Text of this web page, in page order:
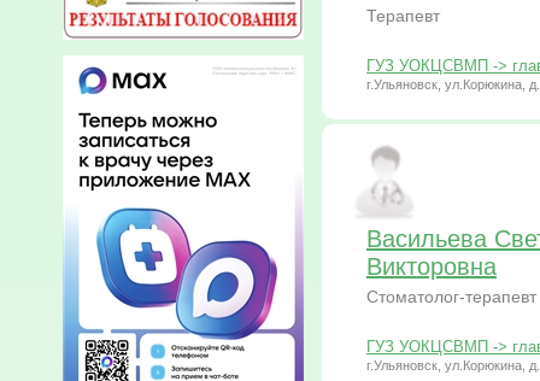
Терапевт
ГУЗ УОКЦСВМП ->
г.Ульяновск, ул.Корюкина,
Васильева
Викторовна
Стоматолог-терапевт
ГУЗ УОКЦСВМП ->
г.Ульяновск, ул.Корюкина,